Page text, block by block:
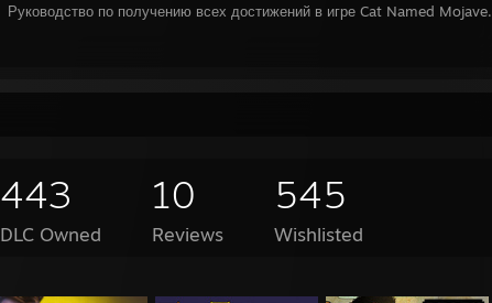
Руководство по получению всех достижений в игре Cat Named Mojave.
443
DLC Owned
10
Reviews
545
Wishlisted